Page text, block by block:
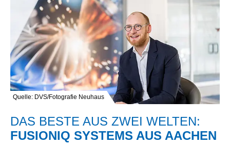
Quelle: DVS/Fotografie Neuhaus
DAS BESTE AUS ZWEI WELTEN:
FUSIONIQ SYSTEMS AUS AACHEN